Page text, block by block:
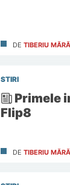
DE TIBERIU
STIRI
Primele
Flip8
DE TIBERIU